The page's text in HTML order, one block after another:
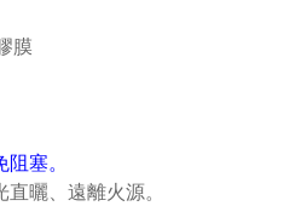
膜
塞。
曬、遠離火源。